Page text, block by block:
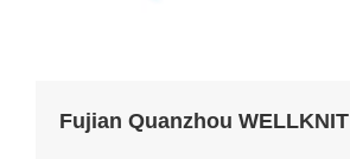
Fujian Quanzhou WELLKNIT